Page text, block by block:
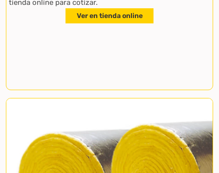
tienda online para cotizar.
Ver en tienda online